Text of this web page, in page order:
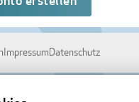
ImpressumDatenschutz